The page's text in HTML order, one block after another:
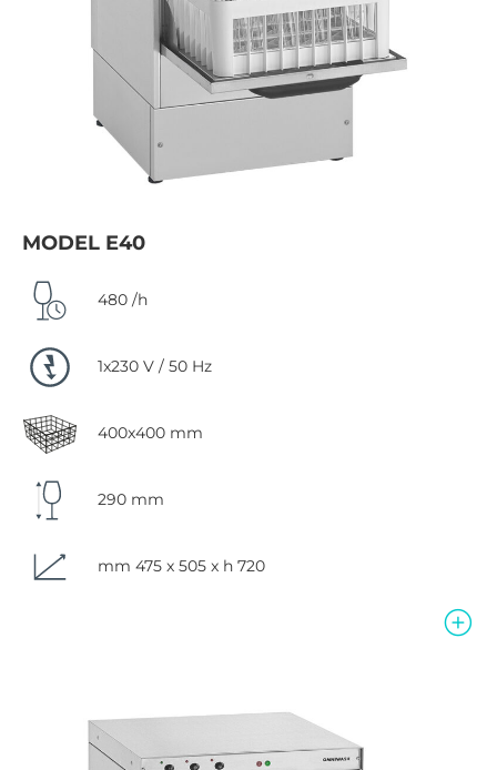
MODEL E40
480 /h
1x230 V / 50 Hz
400x400 mm
290 mm
mm 475 x 505 x h 720